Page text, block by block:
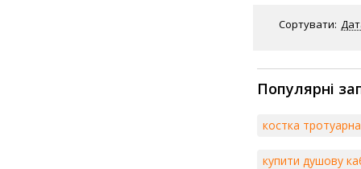
Сортувати:
Популярні
костка тротуарна
купити душову